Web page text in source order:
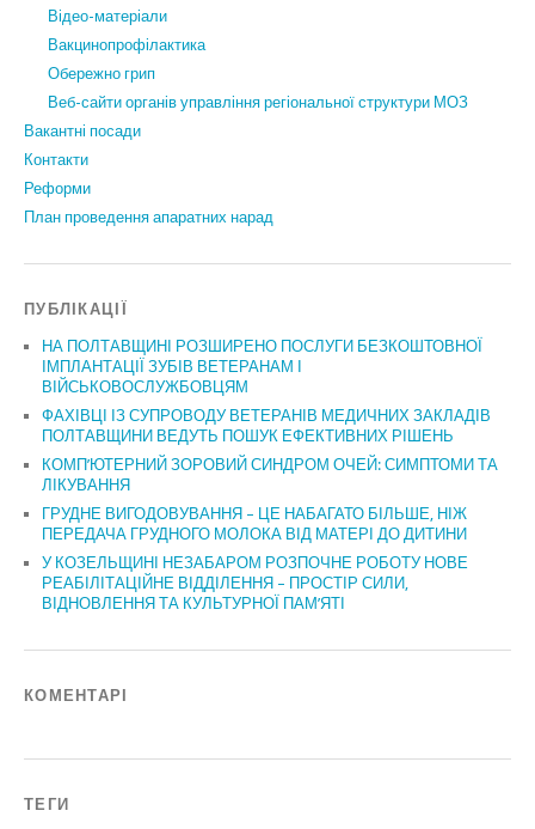
Відео-матеріали
Вакцинопрофілактика
Обережно грип
Веб-сайти органів управління регіональної структури МОЗ
Вакантні посади
Контакти
Реформи
План проведення апаратних нарад
ПУБЛІКАЦІЇ
НА ПОЛТАВЩИНІ РОЗШИРЕНО ПОСЛУГИ БЕЗКОШТОВНОЇ
ІМПЛАНТАЦІЇ ЗУБІВ ВЕТЕРАНАМ І
ВІЙСЬКОВОСЛУЖБОВЦЯМ
ФАХІВЦІ ІЗ СУПРОВОДУ ВЕТЕРАНІВ МЕДИЧНИХ ЗАКЛАДІВ
ПОЛТАВЩИНИ ВЕДУТЬ ПОШУК ЕФЕКТИВНИХ РІШЕНЬ
КОМП’ЮТЕРНИЙ ЗОРОВИЙ СИНДРОМ ОЧЕЙ: СИМПТОМИ ТА
ЛІКУВАННЯ
ГРУДНЕ ВИГОДОВУВАННЯ – ЦЕ НАБАГАТО БІЛЬШЕ, НІЖ
ПЕРЕДАЧА ГРУДНОГО МОЛОКА ВІД МАТЕРІ ДО ДИТИНИ
У КОЗЕЛЬЩИНІ НЕЗАБАРОМ РОЗПОЧНЕ РОБОТУ НОВЕ
РЕАБІЛІТАЦІЙНЕ ВІДДІЛЕННЯ – ПРОСТІР СИЛИ,
ВІДНОВЛЕННЯ ТА КУЛЬТУРНОЇ ПАМ’ЯТІ
КОМЕНТАРІ
ТЕГИ